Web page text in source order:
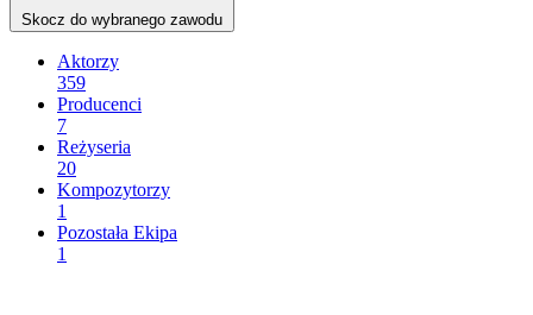
Skocz do wybranego zawodu
Aktorzy
359
Producenci
7
Reżyseria
20
Kompozytorzy
1
Pozostała Ekipa
1